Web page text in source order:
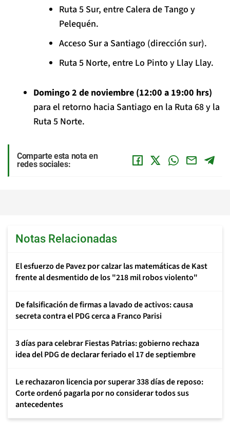
Ruta 5 Sur, entre Calera de Tango y
Pelequén.
Acceso Sur a Santiago (dirección sur).
Ruta 5 Norte, entre Lo Pinto y Llay Llay.
Domingo 2 de noviembre (12:00 a 19:00 hrs)
para el retorno hacia Santiago en la Ruta 68 y la
Ruta 5 Norte.
Comparte esta nota en
redes sociales:
Notas Relacionadas
El esfuerzo de Pavez por calzar las matemáticas de Kast
frente al desmentido de los "218 mil robos violento"
De falsificación de firmas a lavado de activos: causa
secreta contra el PDG cerca a Franco Parisi
3 días para celebrar Fiestas Patrias: gobierno rechaza
idea del PDG de declarar feriado el 17 de septiembre
Le rechazaron licencia por superar 338 días de reposo:
Corte ordenó pagarla por no considerar todos sus
antecedentes